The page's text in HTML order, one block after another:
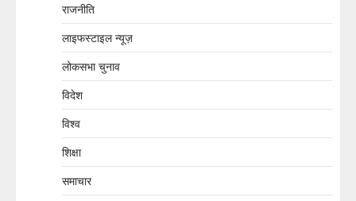
राजनीति
लाइफस्टाइल न्यूज़
लोकसभा चुनाव
विदेश
विश्व
शिक्षा
समाचार